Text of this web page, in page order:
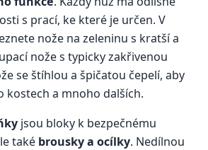
s prací, ke které je určen. V
nože na zeleninu s kratší a
nože s typicky zakřivenou
se štíhlou a špičatou čepelí, aby
kostech a mnoho dalších.
jsou bloky k bezpečnému
také brousky a ocílky. Nedílnou